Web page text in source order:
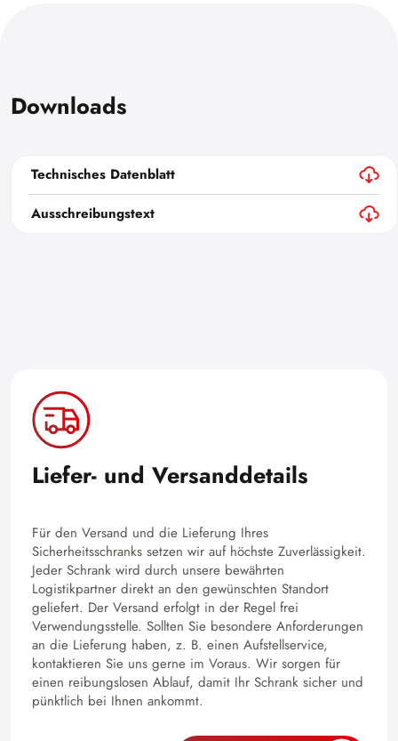
Downloads
Technisches Datenblatt
Ausschreibungstext
Liefer- und Versanddetails
Für den Versand und die Lieferung Ihres
Sicherheitsschranks setzen wir auf höchste Zuverlässigkeit.
Jeder Schrank wird durch unsere bewährten
Logistikpartner direkt an den gewünschten Standort
geliefert. Der Versand erfolgt in der Regel frei
Verwendungsstelle. Sollten Sie besondere Anforderungen
an die Lieferung haben, z. B. einen Aufstellservice,
kontaktieren Sie uns gerne im Voraus. Wir sorgen für
einen reibungslosen Ablauf, damit Ihr Schrank sicher und
pünktlich bei Ihnen ankommt.